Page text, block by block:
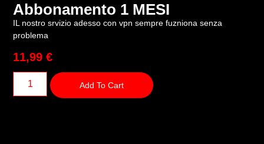
Abbonamento 1 MESI
IL nostro srvizio adesso con vpn sempre fuzniona senza
problema
11,99€
Add To Cart